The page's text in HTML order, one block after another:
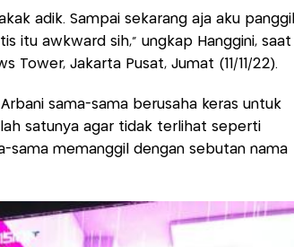
adik. Sampai sekarang aja aku panggil
itu awkward sih,” ungkap Hanggini, saat
Tower, Jakarta Pusat, Jumat (11/11/22).
sama-sama berusaha keras untuk
satunya agar tidak terlihat seperti
sama memanggil dengan sebutan nama